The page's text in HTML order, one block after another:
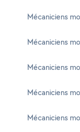
Mécaniciens
Mécaniciens
Mécaniciens
Mécaniciens
Mécaniciens